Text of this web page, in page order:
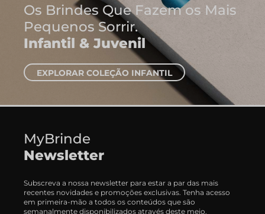
Onde Nascem As
Ideias
Cadernos e
EXPLORAR CADERNOS
MyBrinde
Newsletter
Subscreva a nossa newsletter para estar a par das mais
recentes novidades e promoções exclusivas. Tenha acesso
em primeira-mão a todos os conteúdos que são
semanalmente disponibilizados através deste meio.